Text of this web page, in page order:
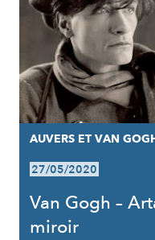
AUVERS ET VAN
27/05/2020
Van Gogh –
miroir